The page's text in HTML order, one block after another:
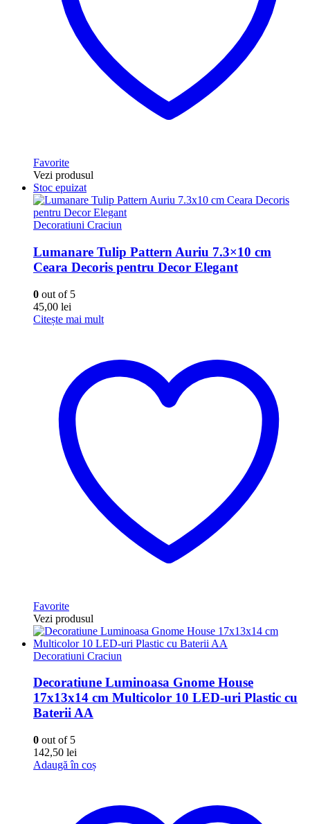
Favorite
Vezi produsul
Stoc epuizat
Decoratiuni Craciun
Lumanare Tulip Pattern Auriu 7.3×10 cm
Ceara Decoris pentru Decor Elegant
0 out of 5
45,00 lei
Citește mai mult
Favorite
Vezi produsul
Decoratiuni Craciun
Decoratiune Luminoasa Gnome House
17x13x14 cm Multicolor 10 LED-uri Plastic cu
Baterii AA
0 out of 5
142,50 lei
Adaugă în coș